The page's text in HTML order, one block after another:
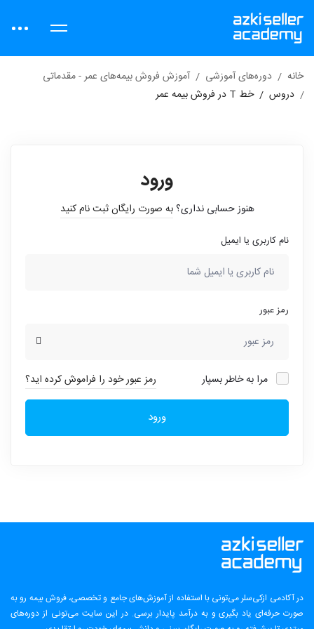
خانه دوره‌های آموزشی
آموزش فروش بیمه‌های عمر - مقدماتی
دروس
خط T در فروش بیمه عمر
ورود
هنوز حسابی نداری؟به صورت رایگان ثبت نام کنید
نام کاربری یا ایمیل
رمز عبور
مرا به خاطر بسپار رمز عبور خود را فراموش کرده اید؟
ورود
در آکادمی ازکی‌سلر می‌تونی با استفاده از آموزش‌های جامع و تخصصی، فروش بیمه رو به
صورت حرفه‌ای یاد بگیری و به درآمد پایدار برسی. در این سایت می‌تونی از دوره‌های